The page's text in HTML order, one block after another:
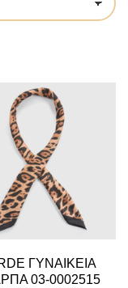
ΓΥΝΑΙΚΕΙΑ
03-0002515